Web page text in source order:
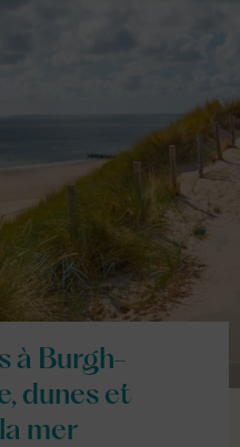
à Burgh-
dunes et
mer